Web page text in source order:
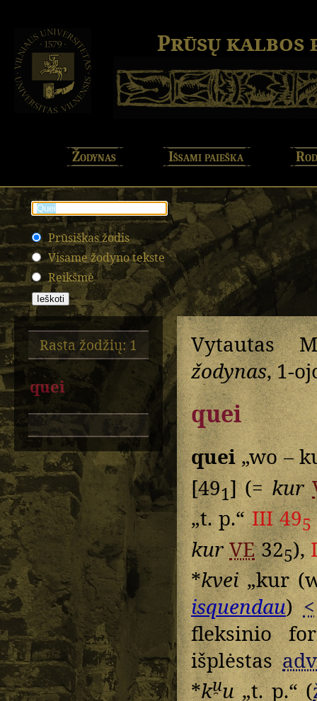
Prūsų kalbos
Žodynas Išsami paieška
Prūsiškas žodis
Visame žodyno tekste
Reikšmė
Rasta žodžių: 1
quei
Vytautas
žodynas, 1-
quei
quei„wo –
[491] (=kur
„t. p.“III 495
kur VE325),
*kvei„kur
isquendau)<
fleksinio
išplėstas
*ku̯u„t. p.“ (